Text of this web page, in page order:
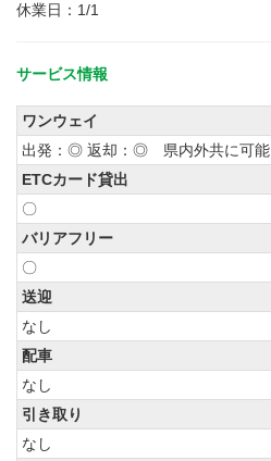
休業日：1/1
サービス情報
ワンウェイ
出発：◎ 返却：◎ 県内外共に可能
ETCカード貸出
〇
バリアフリー
〇
送迎
なし
配車
なし
引き取り
なし